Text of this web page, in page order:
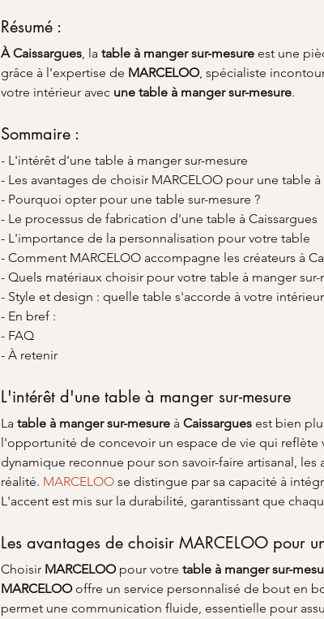
Résumé :
À Caissargues, la table à manger sur-mesure est une
grâce à l'expertise de MARCELOO, spécialiste
votre intérieur avec une table à manger sur-mesure.
Sommaire :
- L'intérêt d'une table à manger sur-mesure
- Les avantages de choisir MARCELOO pour une table à
- Pourquoi opter pour une table sur-mesure ?
- Le processus de fabrication d'une table à Caissargues
- L'importance de la personnalisation pour votre table
- Comment MARCELOO accompagne les créateurs à
- Quels matériaux choisir pour votre table à manger sur-
- Style et design : quelle table s'accorde à votre
- En bref :
- FAQ
- À retenir
L'intérêt d'une table à manger sur-mesure
La table à manger sur-mesure à Caissargues est bien
l'opportunité de concevoir un espace de vie qui
dynamique reconnue pour son savoir-faire artisanal, les
réalité. MARCELOO se distingue par sa capacité à
L'accent est mis sur la durabilité, garantissant que
Les avantages de choisir MARCELOO pour
Choisir MARCELOO pour votre table à manger sur-
MARCELOO offre un service personnalisé de bout en
permet une communication fluide, essentielle pour